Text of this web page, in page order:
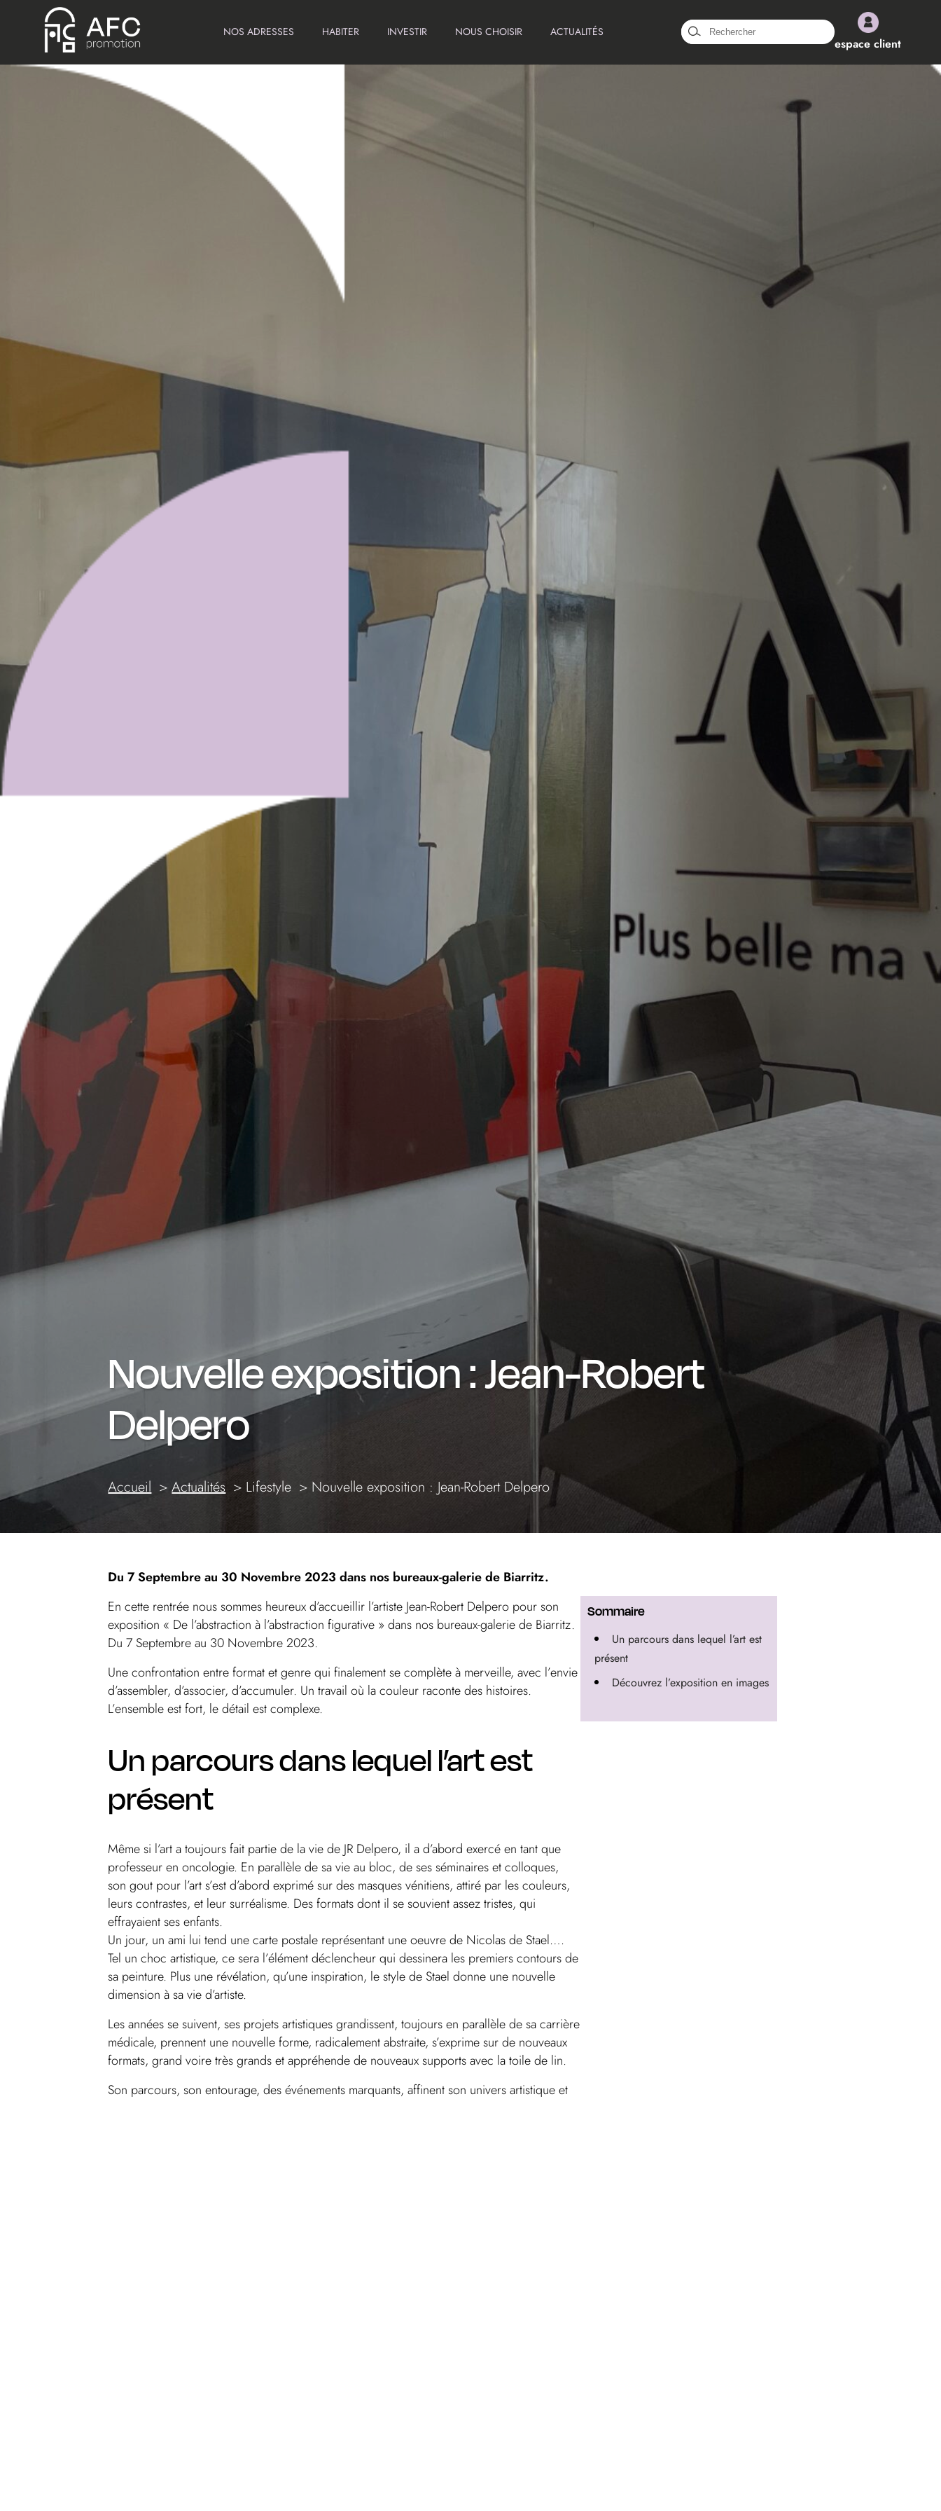
NOS ADRESSES HABITER INVESTIR NOUS CHOISIR ACTUALITÉS
Rechercher :
espace client
Nouvelle exposition : Jean-Robert
Delpero
Accueil Actualités Lifestyle Nouvelle exposition : Jean-Robert Delpero
Du 7 Septembre au 30 Novembre 2023 dans nos bureaux-galerie de Biarritz.
En cette rentrée nous sommes heureux d’accueillir l’artiste Jean-Robert Delpero pour son
exposition « De l’abstraction à l’abstraction figurative » dans nos bureaux-galerie de Biarritz.
Du 7 Septembre au 30 Novembre 2023.
Une confrontation entre format et genre qui finalement se complète à merveille, avec l’envie
d’assembler, d’associer, d’accumuler. Un travail où la couleur raconte des histoires.
L’ensemble est fort, le détail est complexe.
Un parcours dans lequel l’art est
présent
Même si l’art a toujours fait partie de la vie de JR Delpero, il a d’abord exercé en tant que
professeur en oncologie. En parallèle de sa vie au bloc, de ses séminaires et colloques,
son gout pour l’art s’est d’abord exprimé sur des masques vénitiens, attiré par les couleurs,
leurs contrastes, et leur surréalisme. Des formats dont il se souvient assez tristes, qui
effrayaient ses enfants.
Un jour, un ami lui tend une carte postale représentant une oeuvre de Nicolas de Stael….
Tel un choc artistique, ce sera l’élément déclencheur qui dessinera les premiers contours de
sa peinture. Plus une révélation, qu’une inspiration, le style de Stael donne une nouvelle
dimension à sa vie d’artiste.
Les années se suivent, ses projets artistiques grandissent, toujours en parallèle de sa carrière
médicale, prennent une nouvelle forme, radicalement abstraite, s’exprime sur de nouveaux
formats, grand voire très grands et appréhende de nouveaux supports avec la toile de lin.
Son parcours, son entourage, des événements marquants, affinent son univers artistique et
Sommaire
Un parcours dans lequel l’art est
présent
Découvrez l’exposition en images